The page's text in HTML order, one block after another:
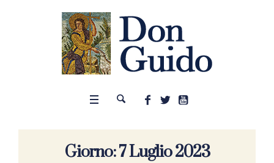
Giorno:7 Luglio 2023